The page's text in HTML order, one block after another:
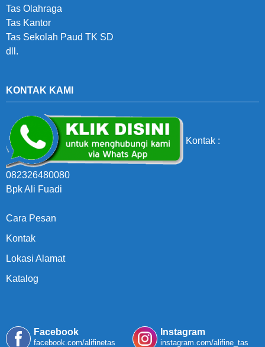
Tas Olahraga
Tas Kantor
Tas Sekolah Paud TK SD
dll.
KONTAK KAMI
Kontak :
082326480080
Bpk Ali Fuadi
Cara Pesan
Kontak
Lokasi Alamat
Katalog
Facebook
facebook.com/alifinetas
Instagram
instagram.com/alifine_tas